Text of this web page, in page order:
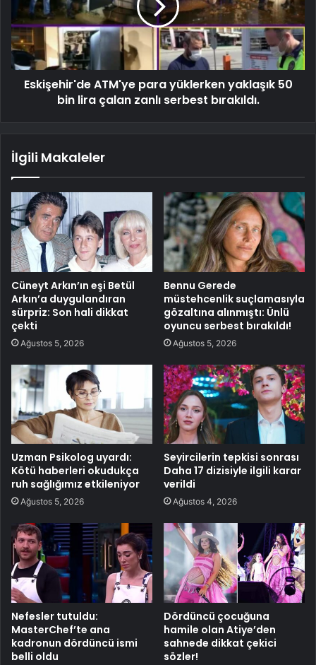
Eskişehir'de ATM'ye para yüklerken yaklaşık 50
bin lira çalan zanlı serbest bırakıldı.
İlgili Makaleler
Cüneyt Arkın’ın eşi Betül
Arkın’a duygulandıran
sürpriz: Son hali dikkat
çekti
Ağustos 5, 2026
Bennu Gerede
müstehcenlik suçlamasıyla
gözaltına alınmıştı: Ünlü
oyuncu serbest bırakıldı!
Ağustos 5, 2026
Uzman Psikolog uyardı:
Kötü haberleri okudukça
ruh sağlığımız etkileniyor
Ağustos 5, 2026
Seyircilerin tepkisi sonrası
Daha 17 dizisiyle ilgili karar
verildi
Ağustos 4, 2026
Nefesler tutuldu:
MasterChef’te ana
kadronun dördüncü ismi
belli oldu
Dördüncü çocuğuna
hamile olan Atiye’den
sahnede dikkat çekici
sözler!